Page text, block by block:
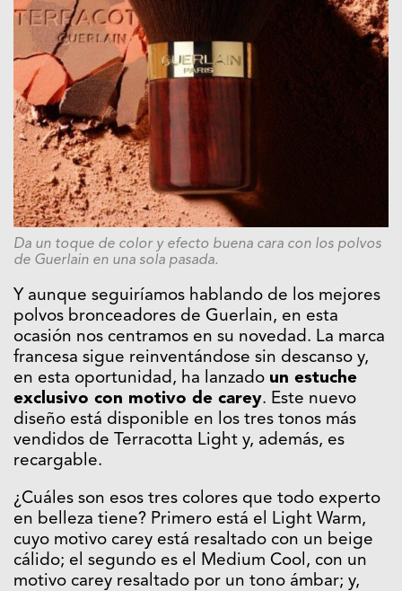
Da un toque de color y efecto buena cara con los polvos
de Guerlain en una sola pasada.
Y aunque seguiríamos hablando de los mejores
polvos bronceadores de Guerlain, en esta
ocasión nos centramos en su novedad. La marca
francesa sigue reinventándose sin descanso y,
en esta oportunidad, ha lanzado un estuche
exclusivo con motivo de carey. Este nuevo
diseño está disponible en los tres tonos más
vendidos de Terracotta Light y, además, es
recargable.
¿Cuáles son esos tres colores que todo experto
en belleza tiene? Primero está el Light Warm,
cuyo motivo carey está resaltado con un beige
cálido; el segundo es el Medium Cool, con un
motivo carey resaltado por un tono ámbar; y,